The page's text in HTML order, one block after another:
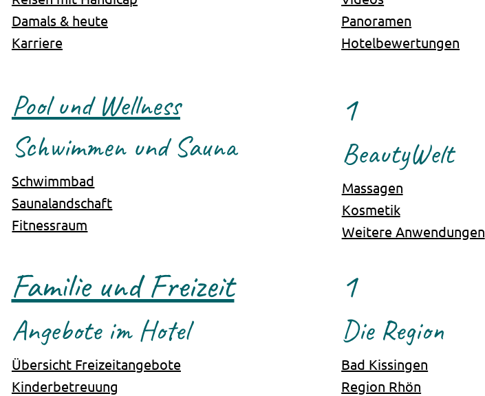
1
BeautyWelt
Massagen
Kosmetik
Weitere Anwendungen
Pool und Wellness
Schwimmen und Sauna
Schwimmbad
Saunalandschaft
Fitnessraum
Panoramen
Hotelbewertungen
Damals & heute
Karriere
1
Die Region
Bad Kissingen
Region Rhön
Familie und Freizeit
Angebote im Hotel
Übersicht Freizeitangebote
Kinderbetreuung